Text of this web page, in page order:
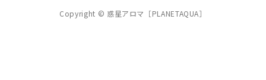
Copyright © 惑星アロマ［PLANETAQUA］